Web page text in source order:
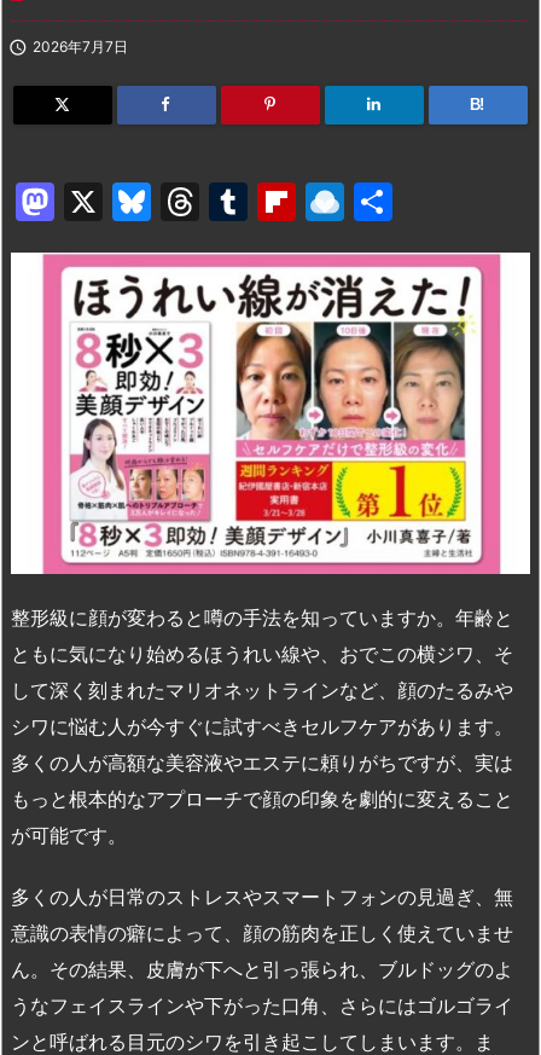
 2026年7月7日
B!
M
a
st
o
d
o
X
Bl
u
e
s
k
y
T
hr
e
a
d
s
T
u
m
bl
r
Fl
ip
b
o
ar
d
R
ai
n
dr
o
p.
io
有
整形級に顔が変わると噂の手法を知っていますか。年齢と
ともに気になり始めるほうれい線や、おでこの横ジワ、そ
して深く刻まれたマリオネットラインなど、顔のたるみや
シワに悩む人が今すぐに試すべきセルフケアがあります。
多くの人が高額な美容液やエステに頼りがちですが、実は
もっと根本的なアプローチで顔の印象を劇的に変えること
が可能です。
多くの人が日常のストレスやスマートフォンの見過ぎ、無
意識の表情の癖によって、顔の筋肉を正しく使えていませ
ん。その結果、皮膚が下へと引っ張られ、ブルドッグのよ
うなフェイスラインや下がった口角、さらにはゴルゴライ
ンと呼ばれる目元のシワを引き起こしてしまいます。ま